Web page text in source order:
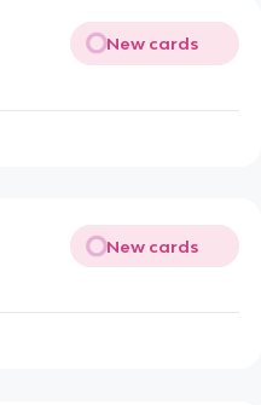
New cards
New cards